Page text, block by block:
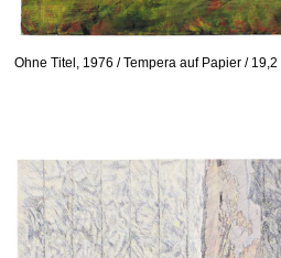
Ohne Titel, 1976 / Tempera auf Papier / 19,2